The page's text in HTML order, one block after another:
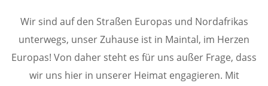
Wir sind auf den Straßen Europas und Nordafrikas
unterwegs, unser Zuhause ist in Maintal, im Herzen
Europas! Von daher steht es für uns außer Frage, dass
wir uns hier in unserer Heimat engagieren. Mit